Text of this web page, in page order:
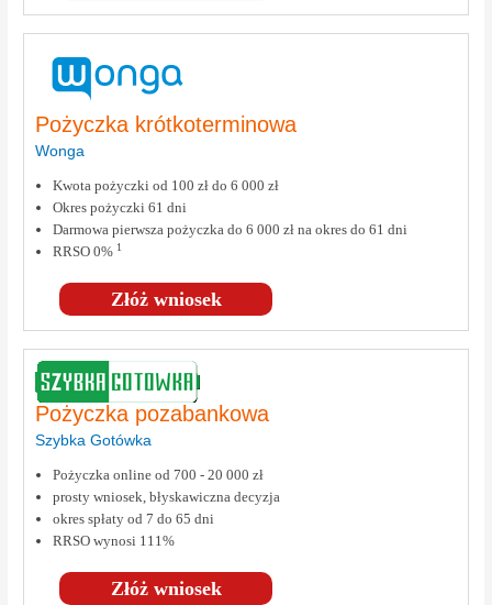
Pożyczka krótkoterminowa
Wonga
Złóż wniosek
Kwota pożyczki od 100 zł do 6 000 zł
Okres pożyczki 61 dni
Darmowa pierwsza pożyczka do 6 000 zł na okres do 61 dni
RRSO 0% 1
Pożyczka pozabankowa
Szybka Gotówka
Złóż wniosek
Pożyczka online od 700 - 20 000 zł
prosty wniosek, błyskawiczna decyzja
okres spłaty od 7 do 65 dni
RRSO wynosi 111%